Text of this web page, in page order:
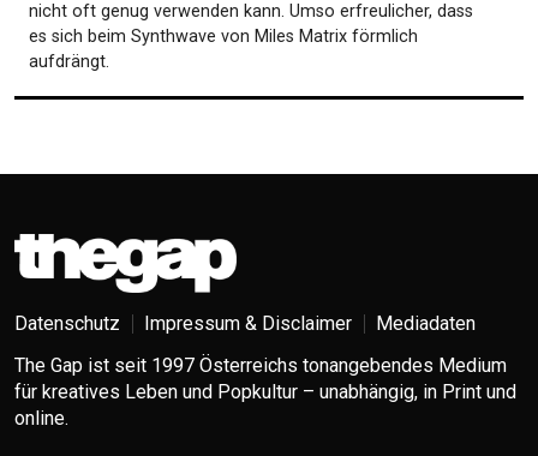
nicht oft genug verwenden kann. Umso erfreulicher, dass
es sich beim Synthwave von Miles Matrix förmlich
aufdrängt.
Datenschutz Impressum & Disclaimer
Mediadaten
The Gap ist seit 1997 Österreichs tonangebendes Medium
für kreatives Leben und Popkultur – unabhängig, in Print und
online.